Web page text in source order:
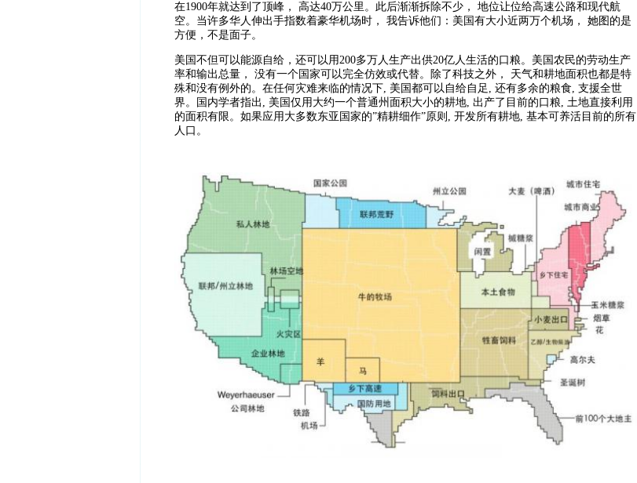
在1900年就达到了顶峰， 高达40万公里。此后渐渐拆除不少， 地位让位给高速公路和现代航
空。当许多华人伸出手指数着豪华机场时， 我告诉他们：美国有大小近两万个机场， 她图的是
方便，不是面子。
美国不但可以能源自给，还可以用200多万人生产出供20亿人生活的口粮。美国农民的劳动生产
率和输出总量， 没有一个国家可以完全仿效或代替。除了科技之外， 天气和耕地面积也都是特
殊和没有例外的。在任何灾难来临的情况下, 美国都可以自给自足, 还有多余的粮食, 支援全世
界。国内学者指出, 美国仅用大约一个普通州面积大小的耕地, 出产了目前的口粮, 土地直接利用
的面积有限。如果应用大多数东亚国家的”精耕细作”原则, 开发所有耕地, 基本可养活目前的所有
人口。